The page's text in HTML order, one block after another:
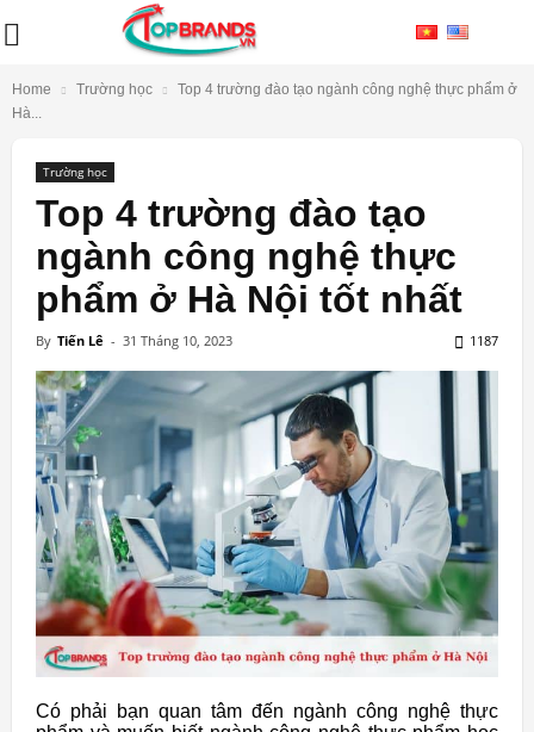
Home Trường học
Top 4 trường đào tạo ngành công nghệ thực phẩm ở
Hà...
Trường học
Top 4 trường đào tạo
ngành công nghệ thực
phẩm ở Hà Nội tốt nhất
By Tiến Lê - 31 Tháng 10, 2023 1187
Có phải bạn quan tâm đến ngành công nghệ thực